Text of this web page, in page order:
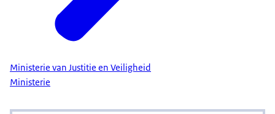
Ministerie van Justitie en Veiligheid
Ministerie